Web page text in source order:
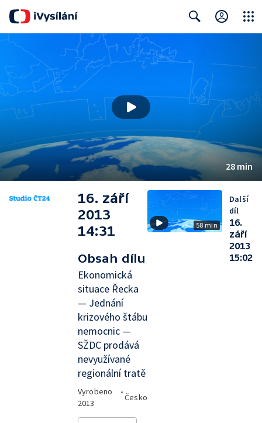
28 min
16. září
2013
14:31
Obsah dílu
Ekonomická
situace Řecka
— Jednání
krizového štábu
nemocnic —
SŽDC prodává
nevyužívané
regionální tratě
Vyrobeno
2013
•
Česko
58 min
Další
díl
16.
září
2013
15:02